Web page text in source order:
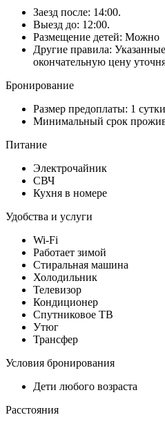
Заезд после: 14:00.
Выезд до: 12:00.
Размещение детей: Можно
Другие правила:
окончательную цену
Бронирование
Размер предоплаты: 1 сутки
Минимальный срок
Питание
Электрочайник
СВЧ
Кухня в номере
Удобства и услуги
Wi-Fi
Работает зимой
Стиральная машина
Холодильник
Телевизор
Кондиционер
Спутниковое ТВ
Утюг
Трансфер
Условия бронирования
Дети любого возраста
Расстояния